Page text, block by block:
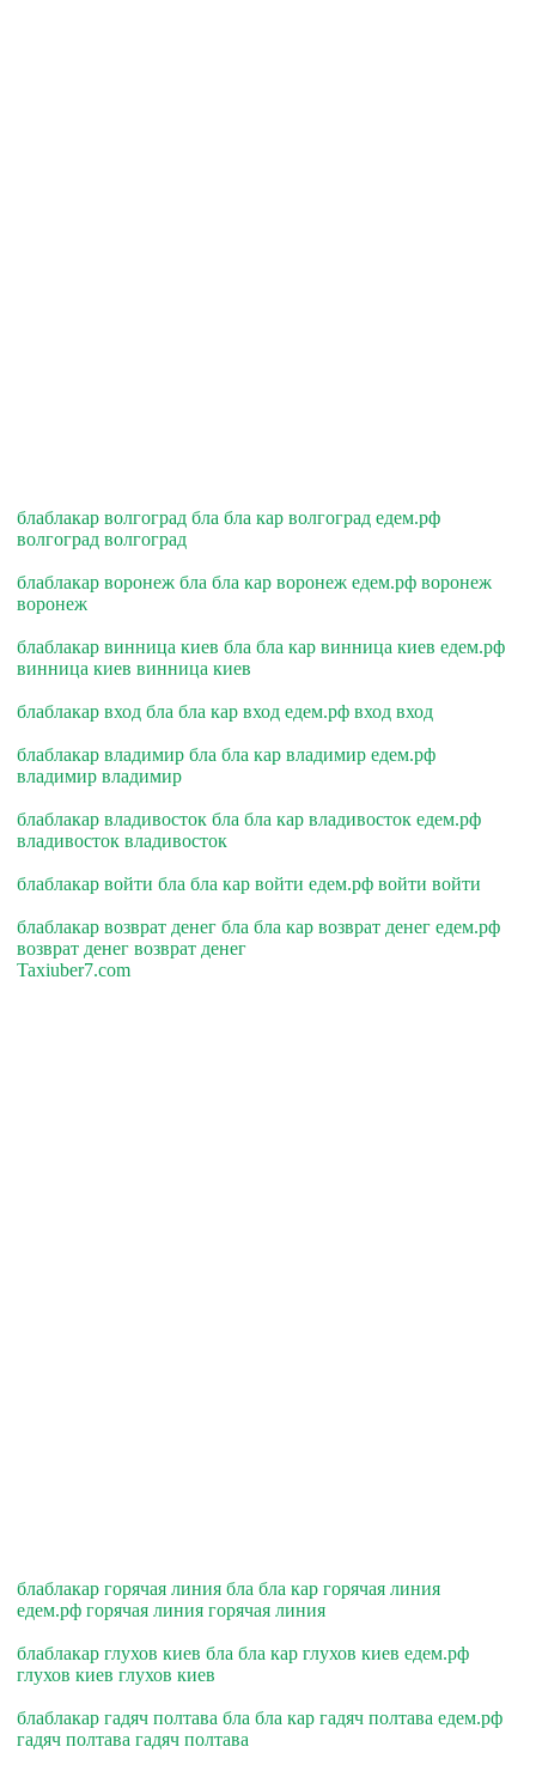
блаблакар волгоград бла бла кар волгоград едем.рф
волгоград волгоград
блаблакар воронеж бла бла кар воронеж едем.рф воронеж
воронеж
блаблакар винница киев бла бла кар винница киев едем.рф
винница киев винница киев
блаблакар вход бла бла кар вход едем.рф вход вход
блаблакар владимир бла бла кар владимир едем.рф
владимир владимир
блаблакар владивосток бла бла кар владивосток едем.рф
владивосток владивосток
блаблакар войти бла бла кар войти едем.рф войти войти
блаблакар возврат денег бла бла кар возврат денег едем.рф
возврат денег возврат денег
Taxiuber7.com
блаблакар горячая линия бла бла кар горячая линия
едем.рф горячая линия горячая линия
блаблакар глухов киев бла бла кар глухов киев едем.рф
глухов киев глухов киев
блаблакар гадяч полтава бла бла кар гадяч полтава едем.рф
гадяч полтава гадяч полтава